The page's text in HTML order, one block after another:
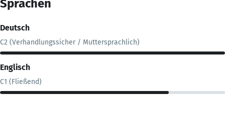
Sprachen
Deutsch
C2 (Verhandlungssicher / Muttersprachlich)
Englisch
C1 (Fließend)